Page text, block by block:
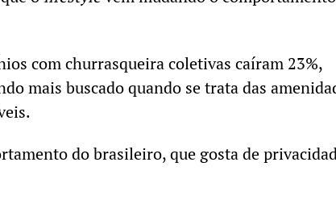
com churrasqueira coletivas caíram 23%,
mais buscado quando se trata das
do brasileiro, que gosta de